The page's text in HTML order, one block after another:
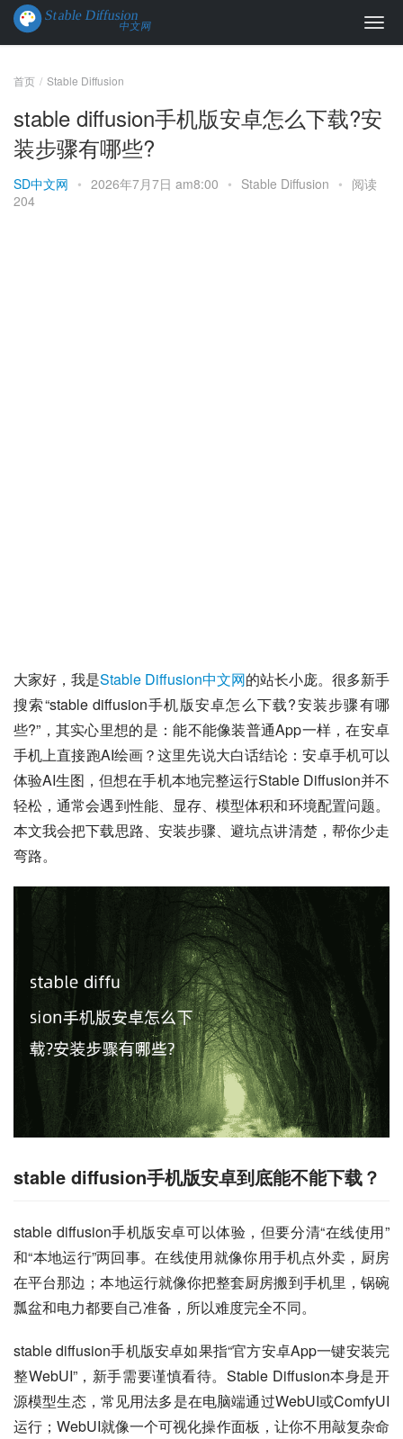
首页 Stable Diffusion
stable diffusion手机版安卓怎么下载?安
装步骤有哪些?
SD中文网 • 2026年7月7日 am8:00 • Stable Diffusion • 阅读
204
大家好，我是Stable Diffusion中文网的站长小庞。很多新手
搜索“stable diffusion手机版安卓怎么下载?安装步骤有哪
些?”，其实心里想的是：能不能像装普通App一样，在安卓
手机上直接跑AI绘画？这里先说大白话结论：安卓手机可以
体验AI生图，但想在手机本地完整运行Stable Diffusion并不
轻松，通常会遇到性能、显存、模型体积和环境配置问题。
本文我会把下载思路、安装步骤、避坑点讲清楚，帮你少走
弯路。
stable diffusion手机版安卓到底能不能下载？
stable diffusion手机版安卓可以体验，但要分清“在线使用”
和“本地运行”两回事。在线使用就像你用手机点外卖，厨房
在平台那边；本地运行就像你把整套厨房搬到手机里，锅碗
瓢盆和电力都要自己准备，所以难度完全不同。
stable diffusion手机版安卓如果指“官方安卓App一键安装完
整WebUI”，新手需要谨慎看待。Stable Diffusion本身是开
源模型生态，常见用法多是在电脑端通过WebUI或ComfyUI
运行；WebUI就像一个可视化操作面板，让你不用敲复杂命